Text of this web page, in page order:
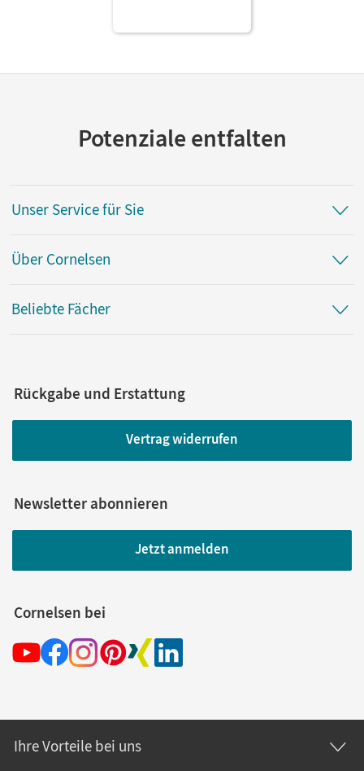
Potenziale entfalten
Unser Service für Sie
Über Cornelsen
Beliebte Fächer
Rückgabe und Erstattung
Vertrag widerrufen
Newsletter abonnieren
Jetzt anmelden
Cornelsen bei
Ihre Vorteile bei uns